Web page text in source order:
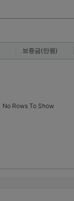
보증금(만원)
No Rows To Show